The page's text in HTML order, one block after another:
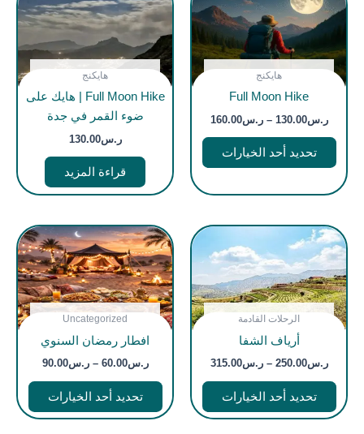
غير متوفر في المخزون
هايكنج
Full Moon Hike
ر.س130.00
–ر.س160.00
نطاق
السعر:
تحديد أحد الخيارات
هناك
لهذا
المنتج.
اختيار
الخيارات
على
صفحة
المنتج
غير متوفر في المخزون
هايكنج
Full Moon Hike | هايك على
ضوء القمر في جدة
ر.س130.00
قراءة المزيد
غير متوفر في المخزون
الرحلات القادمة
أرياف الشفا
ر.س250.00
–ر.س315.00
نطاق
السعر:
تحديد أحد الخيارات
هناك
المختلفة
لهذا
غير متوفر في المخزون
Uncategorized
افطار رمضان السنوي
ر.س60.00
–ر.س90.00
نطاق
السعر:
من
تحديد أحد الخيارات
هناك
لهذا